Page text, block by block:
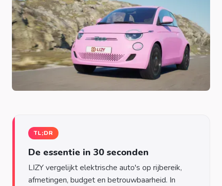
TL;DR
De essentie in 30 seconden
LIZY vergelijkt elektrische auto's op rijbereik,
afmetingen, budget en betrouwbaarheid. In